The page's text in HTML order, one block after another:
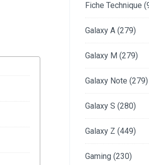
Fiche Technique
Galaxy A (279)
Galaxy M (279)
Galaxy Note (279)
Galaxy S (280)
Galaxy Z (449)
Gaming (230)